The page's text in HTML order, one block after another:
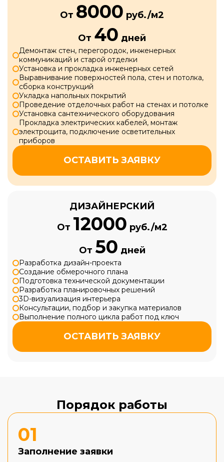
От 8000 руб./м2
От 40 дней
Демонтаж стен, перегородок, инженерных
коммуникаций и старой отделки
Установка и прокладка инженерных сетей
Выравнивание поверхностей пола, стен и потолка,
сборка конструкций
Укладка напольных покрытий
Проведение отделочных работ на стенах и потолке
Установка сантехнического оборудования
Прокладка электрических кабелей, монтаж
электрощита, подключение осветительных
приборов
ОСТАВИТЬ ЗАЯВКУ
ДИЗАЙНЕРСКИЙ
От 12000 руб./м2
От 50 дней
Разработка дизайн-проекта
Создание обмерочного плана
Подготовка технической документации
Разработка планировочных решений
3D-визуализация интерьера
Консультации, подбор и закупка материалов
Выполнение полного цикла работ под ключ
ОСТАВИТЬ ЗАЯВКУ
Порядок работы
01
Заполнение заявки